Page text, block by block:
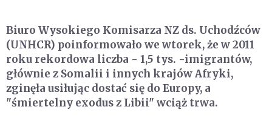
Biuro Wysokiego Komisarza NZ ds. Uchodźców
(UNHCR) poinformowało we wtorek, że w 2011
roku rekordowa liczba - 1,5 tys. -imigrantów,
głównie z Somalii i innych krajów Afryki,
zginęła usiłując dostać się do Europy, a
"śmiertelny exodus z Libii" wciąż trwa.